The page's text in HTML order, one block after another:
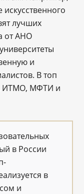
искусственного
лучших
от АНО
и
В топ
ИТМО, МФТИ и
в России
в
и